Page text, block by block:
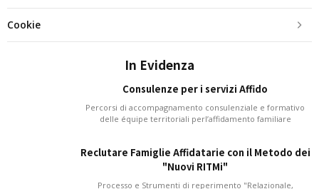
Cookie
In Evidenza
Consulenze per i servizi Affido
Percorsi di accompagnamento consulenziale e formativo
delle équipe territoriali perl’affidamento familiare
Reclutare Famiglie Affidatarie con il Metodo dei
"Nuovi RITMi"
Processo e Strumenti di reperimento "Relazionale,